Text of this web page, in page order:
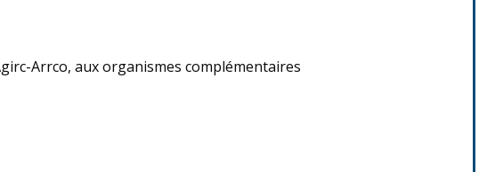
Arrco, aux organismes complémentaires